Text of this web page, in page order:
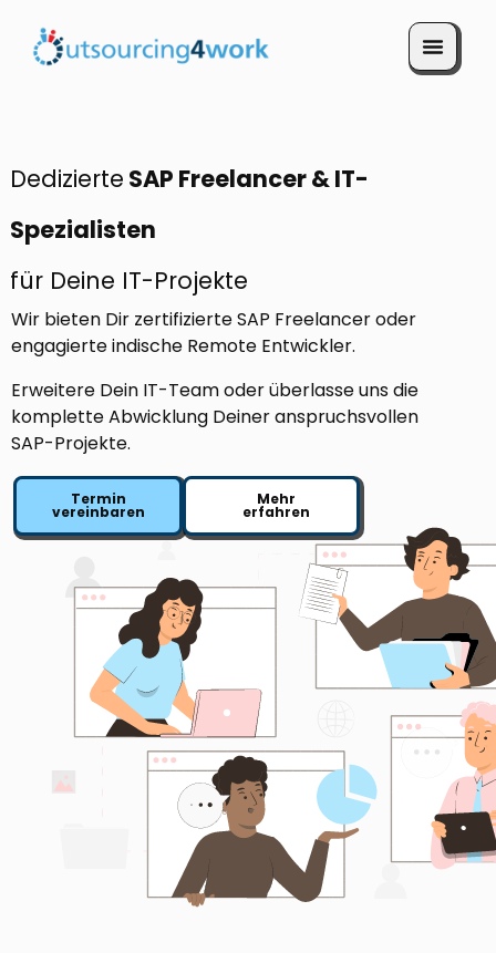
Wir bieten Dir zertifizierte SAP Freelancer oder
engagierte indische Remote Entwickler.
Erweitere Dein IT-Team oder überlasse uns die
komplette Abwicklung Deiner anspruchsvollen
SAP-Projekte.
Termin
vereinbaren
Mehr
erfahren
Dedizierte SAP Freelancer & IT-
Spezialisten
für Deine IT-Projekte